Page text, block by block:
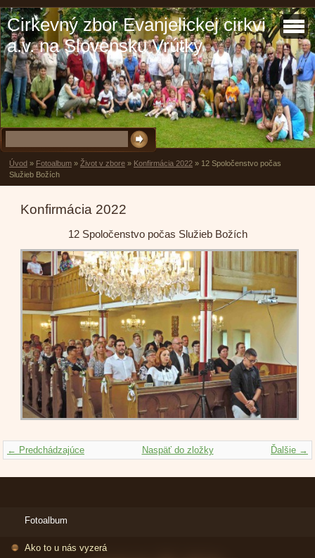
Cirkevný zbor Evanjelickej cirkvi
a.v. na Slovensku Vrútky
Úvod » Fotoalbum » Život v zbore » Konfirmácia 2022 » 12 Spoločenstvo počas
Služieb Božích
Konfirmácia 2022
12 Spoločenstvo počas Služieb Božích
← Predchádzajúce Ďalšie →
Naspäť do zložky
Fotoalbum
Ako to u nás vyzerá